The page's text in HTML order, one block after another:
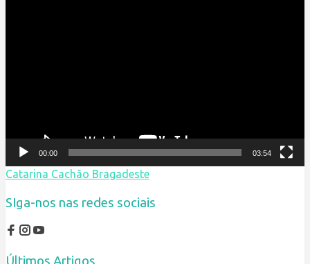
00:00 03:54
Catarina Cachão Bragadeste
SIga-nos nas redes sociais
Últimos Artigos